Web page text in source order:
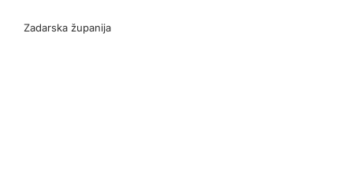
Zadarska županija